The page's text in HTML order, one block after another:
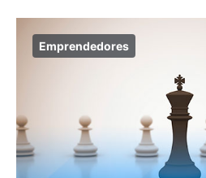
Emprendedores